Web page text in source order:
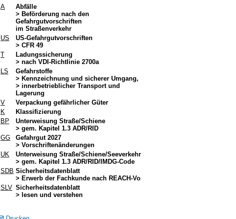
A
Abfälle
> Beförderung nach den
Gefahrgutvorschriften
im Straßenverkehr
US
US-Gefahrgutvorschriften
> CFR 49
T
Ladungssicherung
> nach VDI-Richtlinie 2700a
LS
Gefahrstoffe
> Kennzeichnung und sicherer Umgang,
> innerbetrieblicher Transport und
Lagerung
V
Verpackung gefährlicher Güter
K
Klassifizierung
BP
Unterweisung Straße/Schiene
> gem. Kapitel 1.3 ADR/RID
GG
Gefahrgut 2027
> Vorschriftenänderungen
UK
Unterweisung Straße/Schiene/Seeverkehr
> gem. Kapitel 1.3 ADR/RID/IMDG-Code
SDB Sicherheitsdatenblatt
> Erwerb der Fachkunde nach REACH-Vo
SLV Sicherheitsdatenblatt
> lesen und verstehen